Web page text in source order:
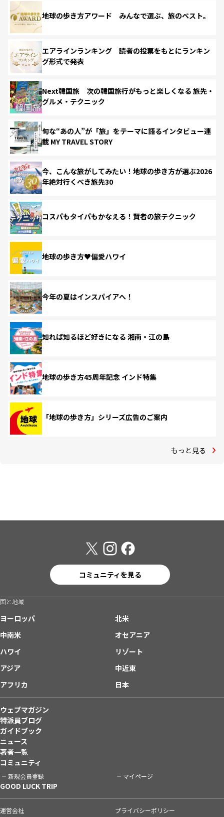
地球の歩き方アワード みんなで選ぶ、旅のベスト。
エアラインランキング 読者の投票をもとにランキン
グ形式で発表
Next韓国旅 次の韓国旅行がもっと楽しくなる 旅先・
グルメ・テクニック
旬な“あの人”が「旅」をテーマに語るインタビュー連
載 MY TRAVEL STORY
今、こんな旅がしてみたい！地球の歩き方が選ぶ2026
年絶対行くべき旅先30
コスパもタイパもかなえる！賢者の旅テクニック
地球の歩き方♥偏愛ハワイ
今年の夏はインスパイアへ！
知れば知るほど好きになる 湘南・江の島
地球の歩き方45周年記念 インド特集
「地球の歩き方」シリーズ広告のご案内
もっと見る
コミュニティを見る
国と地域
ヨーロッパ
北米
中南米
オセアニア
ハワイ
リゾート
アジア
中近東
アフリカ
日本
ウェブマガジン
特派員ブログ
ガイドブック
ニュース
著者一覧
コミュニティ
新規会員登録 マイページ
GOOD LUCK TRIP
運営会社 プライバシーポリシー